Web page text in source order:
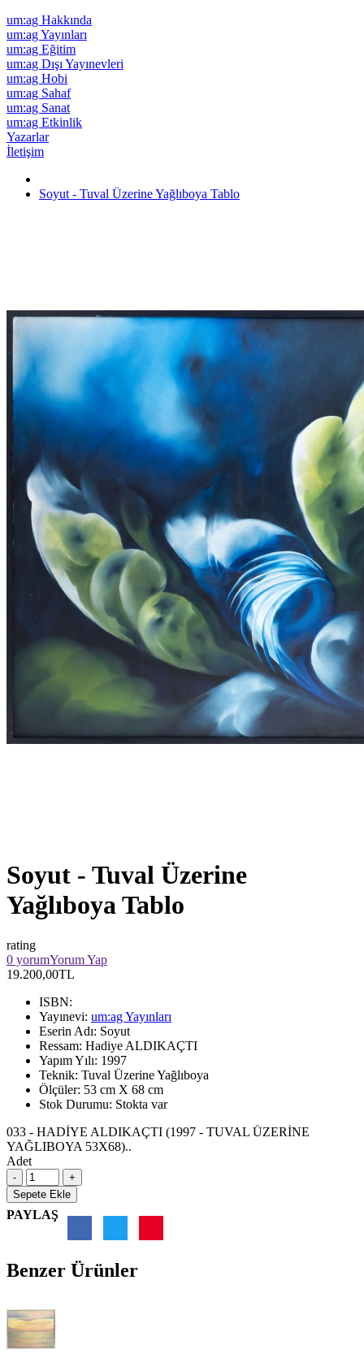
um:ag Hakkında
um:ag Yayınları
um:ag Eğitim
um:ag Dışı Yayınevleri
um:ag Hobi
um:ag Sahaf
um:ag Sanat
um:ag Etkinlik
Yazarlar
İletişim
Soyut - Tuval Üzerine Yağlıboya Tablo
Soyut - Tuval Üzerine
Yağlıboya Tablo
rating
0 yorumYorum Yap
19.200,00TL
ISBN:
Yayınevi: um:ag Yayınları
Eserin Adı: Soyut
Ressam: Hadiye ALDIKAÇTI
Yapım Yılı: 1997
Teknik: Tuval Üzerine Yağlıboya
Ölçüler: 53 cm X 68 cm
Stok Durumu: Stokta var
033 - HADİYE ALDIKAÇTI (1997 - TUVAL ÜZERİNE
YAĞLIBOYA 53X68)..
Adet
Sepete Ekle
PAYLAŞ
Benzer Ürünler